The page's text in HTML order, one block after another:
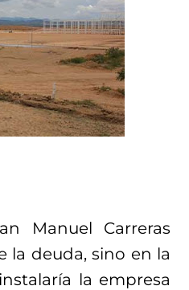
Manuel Carreras
la deuda, sino en la
la empresa